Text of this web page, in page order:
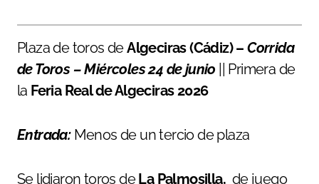
Plaza de toros deAlgeciras (Cádiz) –Corrida
de Toros – Miércoles 24 de junio || Primera de
la Feria Real de Algeciras 2026
Entrada: Menos de un tercio de plaza
Se lidiaron toros deLa Palmosilla, de juego